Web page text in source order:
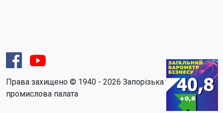
Права захищено © 1940 - 2026 Запорізька торгово-
промислова палата